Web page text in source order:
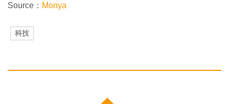
Source： Monya
科技